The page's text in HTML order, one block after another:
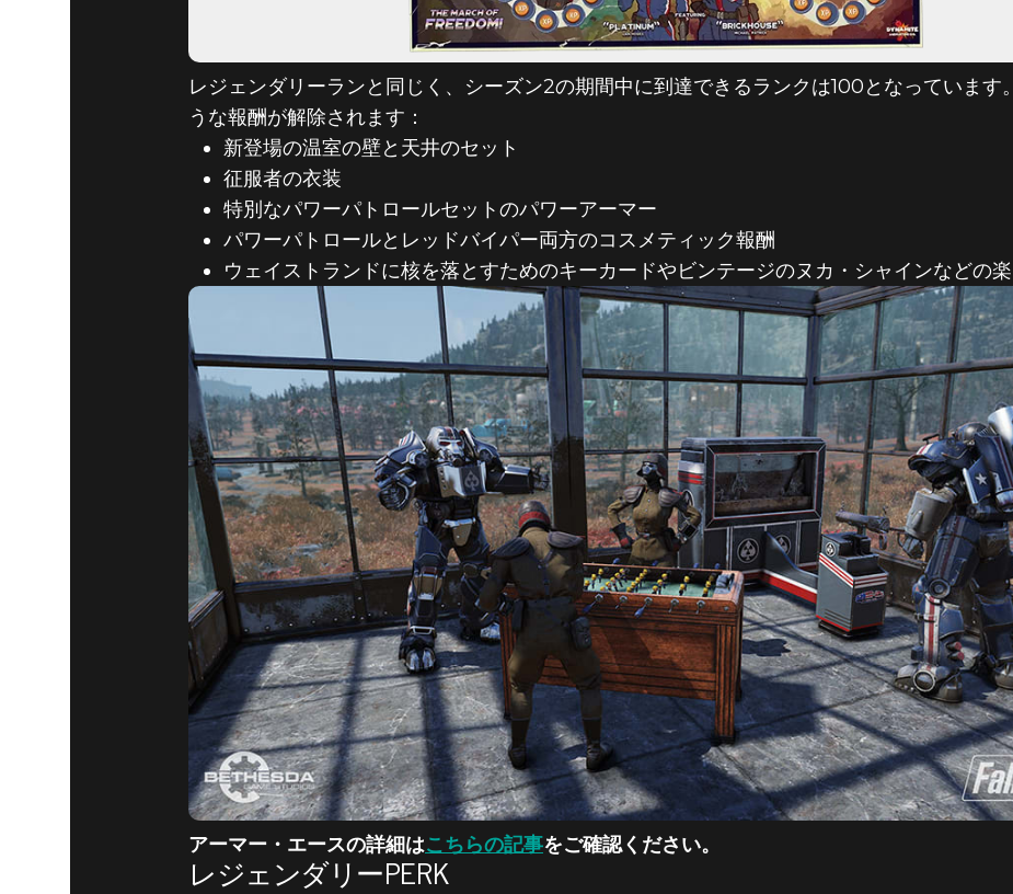
レジェンダリーランと同じく、シーズン2の期間中に到達できるランクは100となっています
うな報酬が解除されます：
新登場の温室の壁と天井のセット
征服者の衣装
特別なパワーパトロールセットのパワーアーマー
パワーパトロールとレッドバイパー両方のコスメティック報酬
ウェイストランドに核を落とすためのキーカードやビンテージのヌカ・シャインなどの
アーマー・エースの詳細はこちらの記事をご確認ください。
レジェンダリーPERK